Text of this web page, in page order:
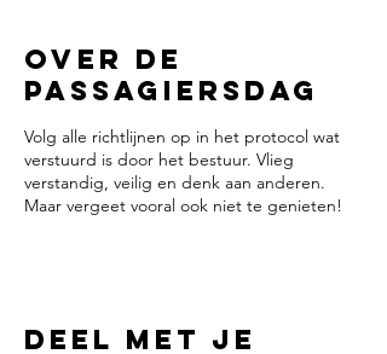
Over de
passagiersdag
Volg alle richtlijnen op in het protocol wat
verstuurd is door het bestuur. Vlieg
verstandig, veilig en denk aan anderen.
Maar vergeet vooral ook niet te genieten!
Deel met je